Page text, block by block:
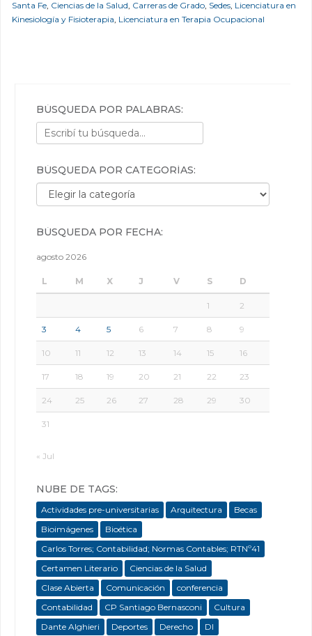
Santa Fe, Ciencias de la Salud, Carreras de Grado, Sedes, Licenciatura en
Kinesiología y Fisioterapia, Licenciatura en Terapia Ocupacional
BÚSQUEDA POR PALABRAS:
BÚSQUEDA POR CATEGORÍAS:
Búsqueda por categorías:
BÚSQUEDA POR FECHA:
agosto 2026
L M X J V S D
1 2
3 4 5 6 7 8 9
10 11 12 13 14 15 16
17 18 19 20 21 22 23
24 25 26 27 28 29 30
31
« Jul
NUBE DE TAGS:
Actividades pre-universitarias Arquitectura
Becas
Bioimágenes
Bioética
Carlos Torres; Contabilidad; Normas Contables; RTNº41
Certamen Literario
Ciencias de la Salud
Clase Abierta
Comunicación
conferencia
Contabilidad
CP Santiago Bernasconi
Cultura
Dante Alghieri
Deportes Derecho
DI